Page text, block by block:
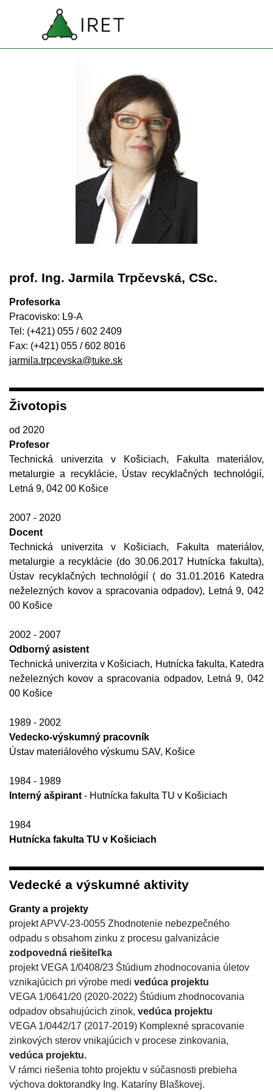
SK
EN
Preskočiť menu
prof. Ing. Jarmila Trpčevská, CSc.
Profesorka
Pracovisko: L9-A
Tel: (+421) 055 / 602 2409
Fax: (+421) 055 / 602 8016
jarmila.trpcevska@tuke.sk
Životopis
od 2020
Profesor
Technická univerzita v Košiciach, Fakulta materiálov,
metalurgie a recyklácie, Ústav recyklačných technológií,
Letná 9, 042 00 Košice
2007 - 2020
Docent
Technická univerzita v Košiciach, Fakulta materiálov,
metalurgie a recyklácie (do 30.06.2017 Hutnícka fakulta),
Ústav recyklačných technológií ( do 31.01.2016 Katedra
neželezných kovov a spracovania odpadov), Letná 9, 042
00 Košice
2002 - 2007
Odborný asistent
Technická univerzita v Košiciach, Hutnícka fakulta, Katedra
neželezných kovov a spracovania odpadov, Letná 9, 042
00 Košice
1989 - 2002
Vedecko-výskumný pracovník
Ústav materiálového výskumu SAV, Košice
1984 - 1989
Interný ašpirant - Hutnícka fakulta TU v Košiciach
1984
Hutnícka fakulta TU v Košiciach
Vedecké a výskumné aktivity
Granty a projekty
projekt APVV-23-0055 Zhodnotenie nebezpečného
odpadu s obsahom zinku z procesu galvanizácie
zodpovedná riešiteľka
projekt VEGA 1/0408/23 Štúdium zhodnocovania úletov
vznikajúcich pri výrobe medi vedúca projektu
VEGA 1/0641/20 (2020-2022) Štúdium zhodnocovania
odpadov obsahujúcich zinok, vedúca projektu
VEGA 1/0442/17 (2017-2019) Komplexné spracovanie
zinkových sterov vnikajúcich v procese zinkovania,
vedúca projektu.
V rámci riešenia tohto projektu v súčasnosti prebieha
výchova doktorandky Ing. Kataríny Blaškovej.